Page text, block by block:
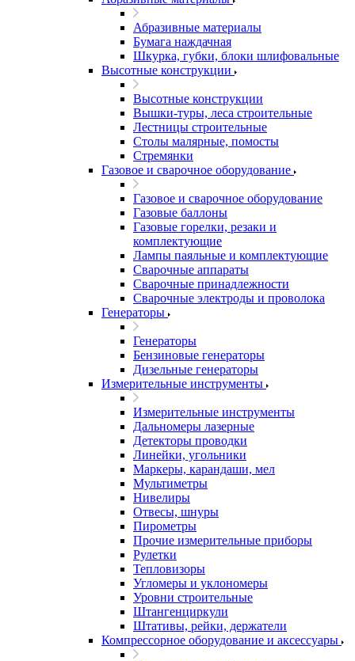
Абразивные материалы
Бумага наждачная
Шкурка, губки, блоки шлифовальные
Высотные конструкции
Высотные конструкции
Вышки-туры, леса строительные
Лестницы строительные
Столы малярные, помосты
Стремянки
Газовое и сварочное оборудование
Газовое и сварочное оборудование
Газовые баллоны
Газовые горелки, резаки и
комплектующие
Лампы паяльные и комплектующие
Сварочные аппараты
Сварочные принадлежности
Сварочные электроды и проволока
Генераторы
Генераторы
Бензиновые генераторы
Дизельные генераторы
Измерительные инструменты
Измерительные инструменты
Дальномеры лазерные
Детекторы проводки
Линейки, угольники
Маркеры, карандаши, мел
Мультиметры
Нивелиры
Отвесы, шнуры
Пирометры
Прочие измерительные приборы
Рулетки
Тепловизоры
Угломеры и уклономеры
Уровни строительные
Штангенциркули
Штативы, рейки, держатели
Компрессорное оборудование и аксессуары